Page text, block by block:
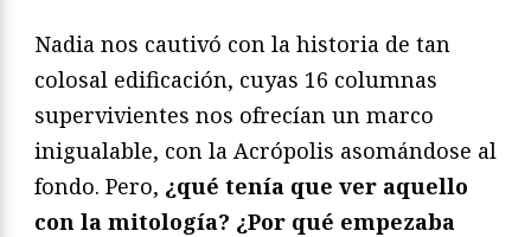
Nadia nos cautivó con la historia de tan
colosal edificación, cuyas 16 columnas
supervivientes nos ofrecían un marco
inigualable, con la Acrópolis asomándose al
fondo. Pero, ¿qué tenía que ver aquello
con la mitología? ¿Por qué empezaba